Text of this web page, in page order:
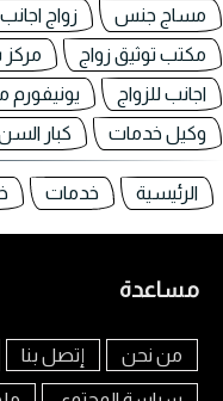
مساج جنس زواج اجانب
مكتب توثيق زواج
مركز
اجانب للزواج
يونيفورم
وكيل خدمات
كبار
الرئيسية خدمات
مساعدة
من نحن إتصل بنا